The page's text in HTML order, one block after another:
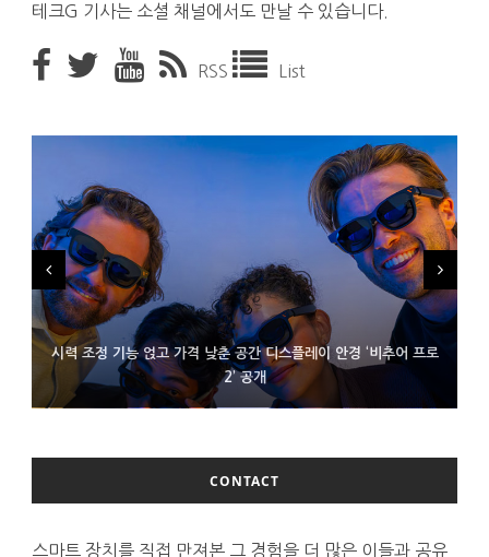
테크G 기사는 소셜 채널에서도 만날 수 있습니다.
RSS List
시력 조정 기능 얹고 가격 낮춘 공간 디스플레이 안경 ‘비추어 프로
2’ 공개
D램 부족에 10억달러어치 아이폰18 프로세서 패키징 대기 중
300~400달러 반지형 스피커 준비하는 오픈AI
CONTACT
스마트 장치를 직접 만져본 그 경험을 더 많은 이들과 공유